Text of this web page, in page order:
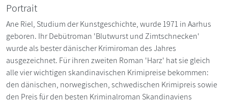
Portrait
Ane Riel, Studium der Kunstgeschichte, wurde 1971 in Aarhus
geboren. Ihr Debütroman 'Blutwurst und Zimtschnecken'
wurde als bester dänischer Krimiroman des Jahres
ausgezeichnet. Für ihren zweiten Roman 'Harz' hat sie gleich
alle vier wichtigen skandinavischen Krimipreise bekommen:
den dänischen, norwegischen, schwedischen Krimipreis sowie
den Preis für den besten Kriminalroman Skandinaviens